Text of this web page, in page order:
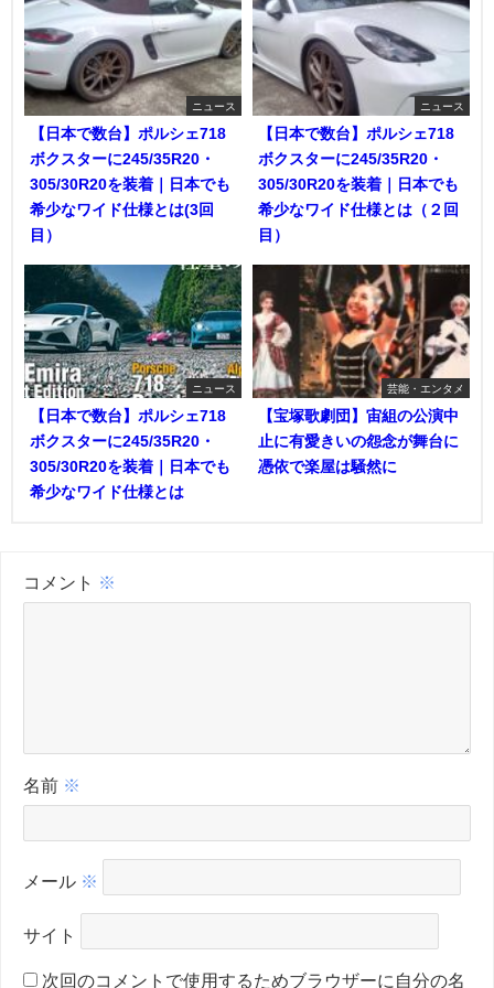
ニュース
【日本で数台】ポルシェ718
ボクスターに245/35R20・
305/30R20を装着｜日本でも
希少なワイド仕様とは(3回
目）
ニュース
【日本で数台】ポルシェ718
ボクスターに245/35R20・
305/30R20を装着｜日本でも
希少なワイド仕様とは（２回
目）
ニュース
【日本で数台】ポルシェ718
ボクスターに245/35R20・
305/30R20を装着｜日本でも
希少なワイド仕様とは
芸能・エンタメ
【宝塚歌劇団】宙組の公演中
止に有愛きいの怨念が舞台に
憑依で楽屋は騒然に
コメント ※
名前 ※
メール ※
サイト
次回のコメントで使用するためブラウザーに自分の名